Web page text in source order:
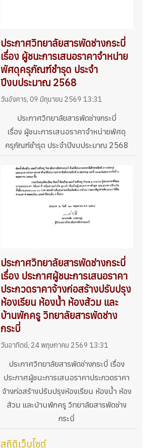
ประกาศวิทยาลัยสารพัดช่างกระบี่
เรื่อง ผู้ชนะการเสนอราคาจำหน่าย
พัศดุครุภัณฑ์ชำรุด ประจำ
ปีงบประมาณ 2568
วันอังคาร, 09 มิถุนายน 2569 13:31
ประกาศวิทยาลัยสารพัดช่างกระบี่
เรื่อง ผู้ชนะการเสนอราคาจำหน่ายพัศดุ
ครุภัณฑ์ชำรุด ประจำปีงบประมาณ 2568
ประกาศวิทยาลัยสารพัดช่างกระบี่
เรื่อง ประกาศผู้ชนะการเสนอราคา
ประกวดราคาจ้างก่อสร้างปรับปรุง
ห้องเรียน ห้องน้ำ ห้องส้วม และ
บ้านพักครู วิทยาลัยสารพัดช่าง
กระบี่
วันอาทิตย์, 24 พฤษภาคม 2569 13:31
ประกาศวิทยาลัยสารพัดช่างกระบี่ เรื่อง
ประกาศผู้ชนะการเสนอราคาประกวดราคา
จ้างก่อสร้างปรับปรุงห้องเรียน ห้องน้ำ ห้อง
ส้วม และบ้านพักครู วิทยาลัยสารพัดช่าง
กระบี่
สถิติเว็บไซต์